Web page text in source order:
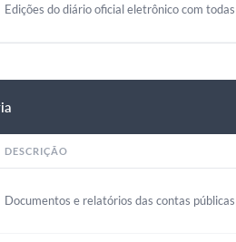
Edições do diário oficial eletrônico com
DESCRIÇÃO
Documentos e relatórios das contas